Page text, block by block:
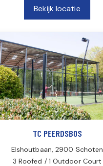
Bekijk locatie
TC PEERDSBOS
Elshoutbaan, 2900 Schoten
3 Roofed / 1 Outdoor Court